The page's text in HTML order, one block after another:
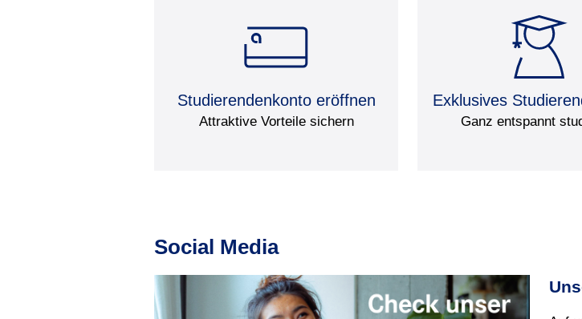
Studierendenkonto eröffnen
Attraktive Vorteile sichern
Exklusives
Ganz entspannt
Social Media